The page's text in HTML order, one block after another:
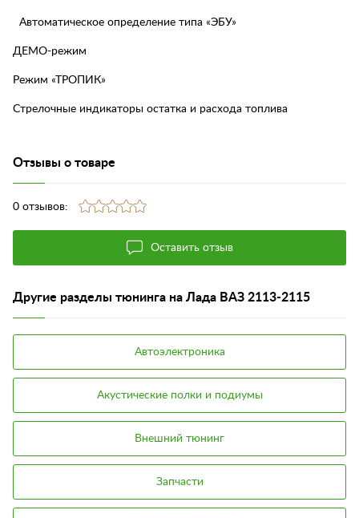
Автоматическое определение типа «ЭБУ»
ДЕМО-режим
Режим «ТРОПИК»
Стрелочные индикаторы остатка и расхода топлива
Отзывы о товаре
0 отзывов:
Оставить отзыв
Другие разделы тюнинга на Лада ВАЗ 2113-2115
Автоэлектроника
Акустические полки и подиумы
Внешний тюнинг
Запчасти